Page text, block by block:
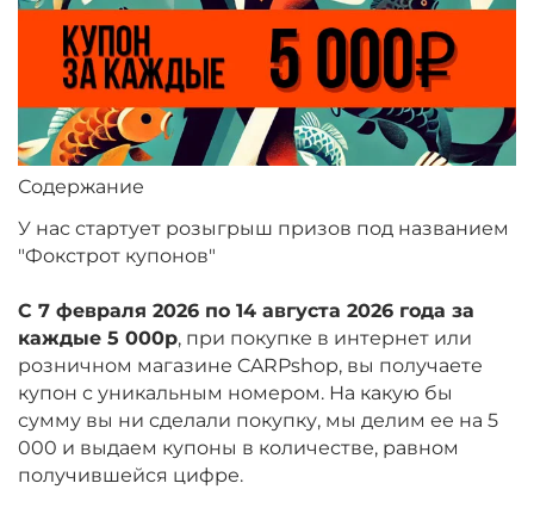
Содержание
У нас стартует розыгрыш призов под названием
"Фокстрот купонов"
С 7 февраля 2026 по 14 августа 2026 года за
каждые 5 000р, при покупке в интернет или
розничном магазине CARPshop, вы получаете
купон с уникальным номером. На какую бы
сумму вы ни сделали покупку, мы делим ее на 5
000 и выдаем купоны в количестве, равном
получившейся цифре.